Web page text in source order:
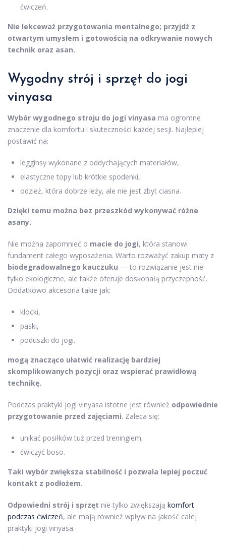
ćwiczeń.
Nie lekceważ przygotowania mentalnego; przyjdź z
otwartym umysłem i gotowością na odkrywanie nowych
technik oraz asan.
Wygodny strój i sprzęt do jogi
vinyasa
Wybór wygodnego stroju do jogi vinyasa ma ogromne
znaczenie dla komfortu i skuteczności każdej sesji. Najlepiej
postawić na:
legginsy wykonane z oddychających materiałów,
elastyczne topy lub krótkie spodenki,
odzież, która dobrze leży, ale nie jest zbyt ciasna.
Dzięki temu można bez przeszkód wykonywać różne
asany.
Nie można zapomnieć o macie do jogi, która stanowi
fundament całego wyposażenia. Warto rozważyć zakup maty z
biodegradowalnego kauczuku — to rozwiązanie jest nie
tylko ekologiczne, ale także oferuje doskonałą przyczepność.
Dodatkowo akcesoria takie jak:
klocki,
paski,
poduszki do jogi.
mogą znacząco ułatwić realizację bardziej
skomplikowanych pozycji oraz wspierać prawidłową
technikę.
Podczas praktyki jogi vinyasa istotne jest również odpowiednie
przygotowanie przed zajęciami. Zaleca się:
unikać posiłków tuż przed treningiem,
ćwiczyć boso.
Taki wybór zwiększa stabilność i pozwala lepiej poczuć
kontakt z podłożem.
Odpowiedni strój i sprzęt nie tylko zwiększają komfort
podczas ćwiczeń, ale mają również wpływ na jakość całej
praktyki jogi vinyasa.